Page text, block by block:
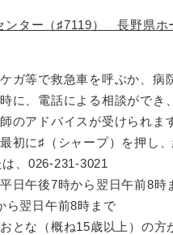
ンター（♯7119） 長野県ホ
ガ等で救急車を呼ぶか、病
に、電話による相談ができ
のアドバイスが受けられま
初に♯（シャープ）を押し、
、026-231-3021
日午後7時から翌日午前8時
ら翌日午前8時まで
とな（概ね15歳以上）の方